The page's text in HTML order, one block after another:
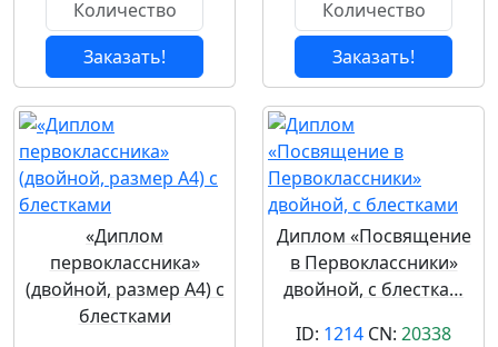
Заказать! Заказать!
«Диплом
первоклассника»
(двойной, размер А4) с
блестками
Диплом «Посвящение
в Первоклассники»
двойной, с блестка…
ID: 1214 CN: 20338